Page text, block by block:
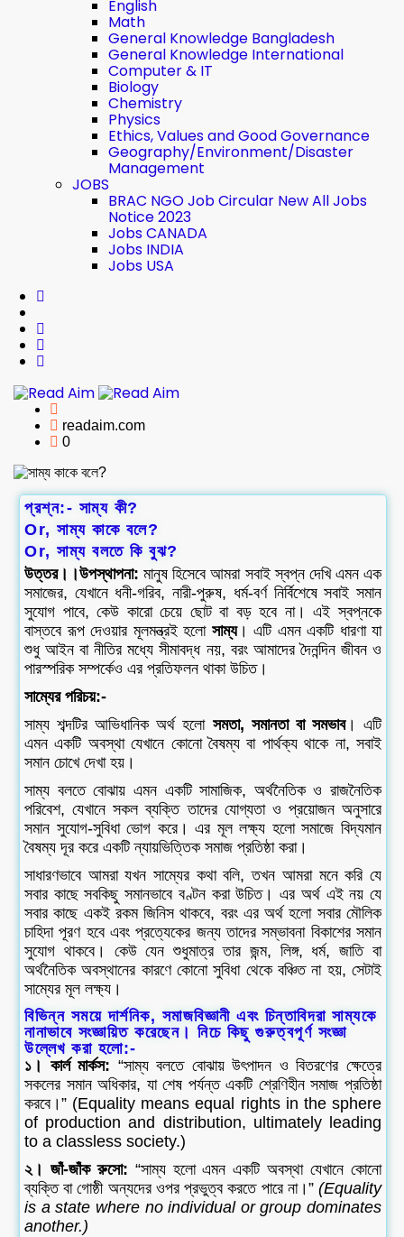
English
Math
General Knowledge Bangladesh
General Knowledge International
Computer & IT
Biology
Chemistry
Physics
Ethics, Values ​​and Good Governance
Geography/Environment/Disaster
Management
JOBS
BRAC NGO Job Circular New All Jobs
Notice 2023
Jobs CANADA
Jobs INDIA
Jobs USA
Read Aim
readaim.com
0
প্রশ্ন:- সাম্য কী?
Or, সাম্য কাকে বলে?
Or, সাম্য বলতে কি বুঝ?
উত্তর।।উপস্থাপনা: মানুষ হিসেবে আমরা সবাই স্বপ্ন দেখি এমন এক
সমাজের, যেখানে ধনী-গরিব, নারী-পুরুষ, ধর্ম-বর্ণ নির্বিশেষে সবাই সমান
সুযোগ পাবে, কেউ কারো চেয়ে ছোট বা বড় হবে না। এই স্বপ্নকে
বাস্তবে রূপ দেওয়ার মূলমন্ত্রই হলো সাম্য। এটি এমন একটি ধারণা যা
শুধু আইন বা নীতির মধ্যে সীমাবদ্ধ নয়, বরং আমাদের দৈনন্দিন জীবন ও
পারস্পরিক সম্পর্কেও এর প্রতিফলন থাকা উচিত।
সাম্যের পরিচয়:-
সাম্য শব্দটির আভিধানিক অর্থ হলো সমতা, সমানতা বা সমভাব। এটি
এমন একটি অবস্থা যেখানে কোনো বৈষম্য বা পার্থক্য থাকে না, সবাই
সমান চোখে দেখা হয়।
সাম্য বলতে বোঝায় এমন একটি সামাজিক, অর্থনৈতিক ও রাজনৈতিক
পরিবেশ, যেখানে সকল ব্যক্তি তাদের যোগ্যতা ও প্রয়োজন অনুসারে
সমান সুযোগ-সুবিধা ভোগ করে। এর মূল লক্ষ্য হলো সমাজে বিদ্যমান
বৈষম্য দূর করে একটি ন্যায়ভিত্তিক সমাজ প্রতিষ্ঠা করা।
সাধারণভাবে আমরা যখন সাম্যের কথা বলি, তখন আমরা মনে করি যে
সবার কাছে সবকিছু সমানভাবে বণ্টন করা উচিত। এর অর্থ এই নয় যে
সবার কাছে একই রকম জিনিস থাকবে, বরং এর অর্থ হলো সবার মৌলিক
চাহিদা পূরণ হবে এবং প্রত্যেকের জন্য তাদের সম্ভাবনা বিকাশের সমান
সুযোগ থাকবে। কেউ যেন শুধুমাত্র তার জন্ম, লিঙ্গ, ধর্ম, জাতি বা
অর্থনৈতিক অবস্থানের কারণে কোনো সুবিধা থেকে বঞ্চিত না হয়, সেটাই
সাম্যের মূল লক্ষ্য।
বিভিন্ন সময়ে দার্শনিক, সমাজবিজ্ঞানী এবং চিন্তাবিদরা সাম্যকে
নানাভাবে সংজ্ঞায়িত করেছেন। নিচে কিছু গুরুত্বপূর্ণ সংজ্ঞা
উল্লেখ করা হলো:-
১। কার্ল মার্কস: “সাম্য বলতে বোঝায় উৎপাদন ও বিতরণের ক্ষেত্রে
সকলের সমান অধিকার, যা শেষ পর্যন্ত একটি শ্রেণিহীন সমাজ প্রতিষ্ঠা
করবে।” (Equality means equal rights in the sphere
of production and distribution, ultimately leading
to a classless society.)
২। জাঁ-জাঁক রুসো: “সাম্য হলো এমন একটি অবস্থা যেখানে কোনো
ব্যক্তি বা গোষ্ঠী অন্যদের ওপর প্রভুত্ব করতে পারে না।” (Equality
is a state where no individual or group dominates
another.)